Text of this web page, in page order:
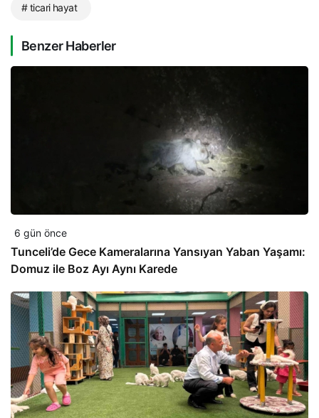
# ticari hayat
Benzer Haberler
6 gün önce
Tunceli’de Gece Kameralarına Yansıyan Yaban Yaşamı:
Domuz ile Boz Ayı Aynı Karede